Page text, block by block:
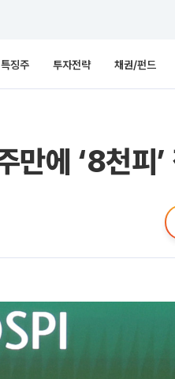
특징주 투자전략 채권/펀드
만에 ‘8천피